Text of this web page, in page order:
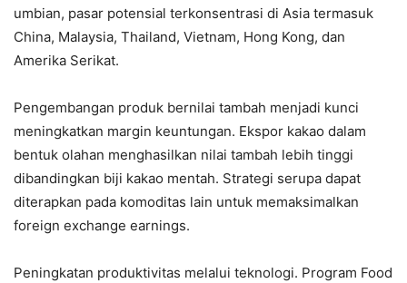
umbian, pasar potensial terkonsentrasi di Asia termasuk
China, Malaysia, Thailand, Vietnam, Hong Kong, dan
Amerika Serikat.
Pengembangan produk bernilai tambah menjadi kunci
meningkatkan margin keuntungan. Ekspor kakao dalam
bentuk olahan menghasilkan nilai tambah lebih tinggi
dibandingkan biji kakao mentah. Strategi serupa dapat
diterapkan pada komoditas lain untuk memaksimalkan
foreign exchange earnings.
Peningkatan produktivitas melalui teknologi. Program Food